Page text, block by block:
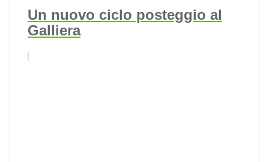
Un nuovo ciclo posteggio al
Galliera